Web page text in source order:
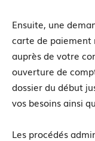
Ensuite, une
carte de paiement
auprès de votre
ouverture de
dossier du début
vos besoins ainsi
Les procédés